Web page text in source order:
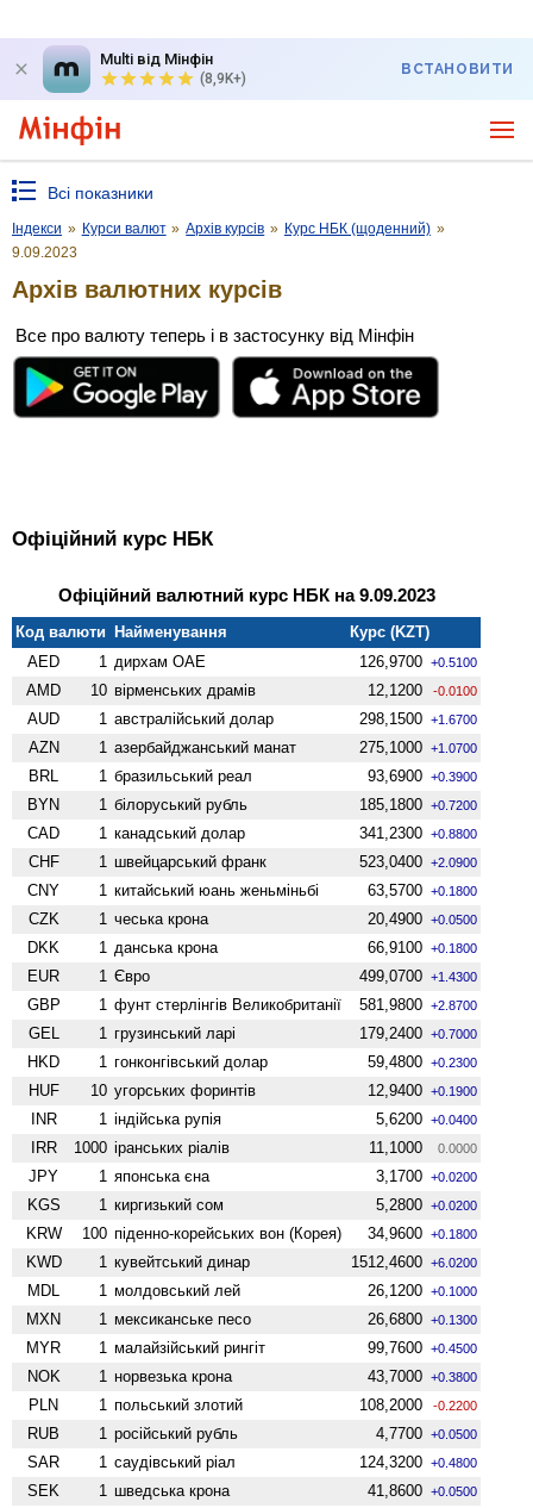
Multi від Мінфін
(8,9K+)
ВСТАНОВИТИ
Всі показники
Індекси » Курси валют » Архів курсів » Курс НБК (щоденний) »
9.09.2023
Архів валютних курсів
Все про валюту теперь і в застосунку від Мінфін
Офіційний курс НБК
Офіційний валютний курс НБК на 9.09.2023
Код валюти Найменування
Курс (KZT)
AED
1 дирхам ОАЕ 126,9700 +0.5100
AMD 10 вiрменських драмів 12,1200 -0.0100
AUD 1 австралійський долар 298,1500 +1.6700
AZN 1 азербайджанський манат 275,1000 +1.0700
BRL 1 бразильський реал 93,6900 +0.3900
BYN 1 білоруський рубль 185,1800 +0.7200
CAD 1 канадський долар 341,2300 +0.8800
CHF 1 швейцарський франк 523,0400 +2.0900
CNY 1 китайський юань женьмiньбi 63,5700 +0.1800
CZK 1 чеська крона 20,4900 +0.0500
DKK 1 данська крона 66,9100 +0.1800
EUR 1 Євро 499,0700 +1.4300
GBP 1 фунт стерлінгів Велико­британії 581,9800 +2.8700
GEL 1 грузинський ларі 179,2400 +0.7000
HKD 1 гонконгівський долар 59,4800 +0.2300
HUF 10 угорських форинтів 12,9400 +0.1900
INR 1 індійська рупія 5,6200 +0.0400
IRR 1000 іранських ріалів 11,1000 0.0000
JPY 1 японська єна 3,1700 +0.0200
KGS 1 киргизький сом 5,2800 +0.0200
KRW 100 піденно-корейських вон (Корея) 34,9600 +0.1800
KWD 1 кувейтський динар 1512,4600 +6.0200
MDL 1 молдовський лей 26,1200 +0.1000
MXN 1 мексиканське песо 26,6800 +0.1300
MYR 1 малайзійський рингіт 99,7600 +0.4500
NOK 1 норвезька крона 43,7000 +0.3800
PLN 1 польський злотий 108,2000 -0.2200
RUB 1 російський рубль 4,7700 +0.0500
SAR 1 саудівський ріал 124,3200 +0.4800
SEK 1 шведська крона 41,8600 +0.0500